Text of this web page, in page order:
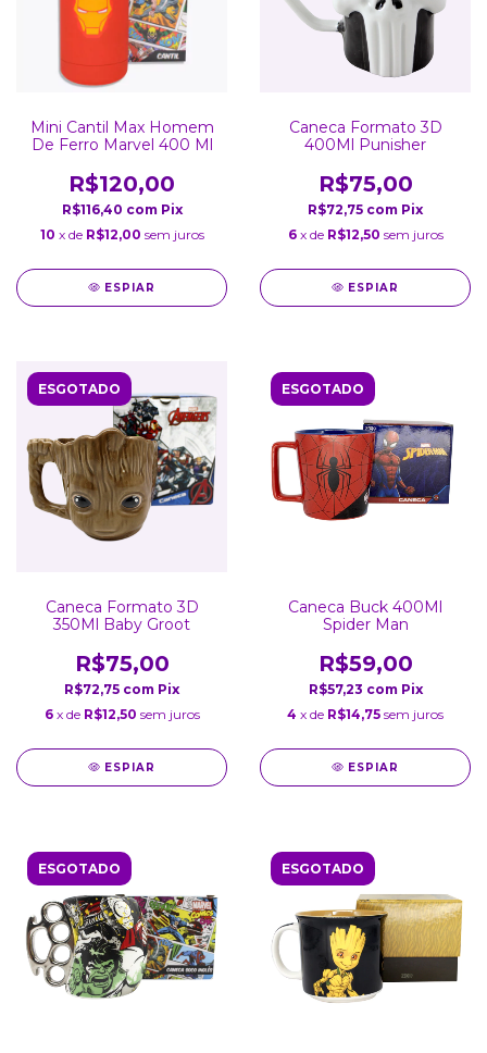
Mini Cantil Max Homem
De Ferro Marvel 400 Ml
R$120,00
R$116,40 com Pix
10 x de R$12,00 sem juros
ESPIAR
Caneca Formato 3D
400Ml Punisher
R$75,00
R$72,75 com Pix
6 x de R$12,50 sem juros
ESPIAR
ESGOTADO
Caneca Formato 3D
350Ml Baby Groot
R$75,00
R$72,75 com Pix
6 x de R$12,50 sem juros
ESPIAR
ESGOTADO
Caneca Buck 400Ml
Spider Man
R$59,00
R$57,23 com Pix
4 x de R$14,75 sem juros
ESPIAR
ESGOTADO ESGOTADO